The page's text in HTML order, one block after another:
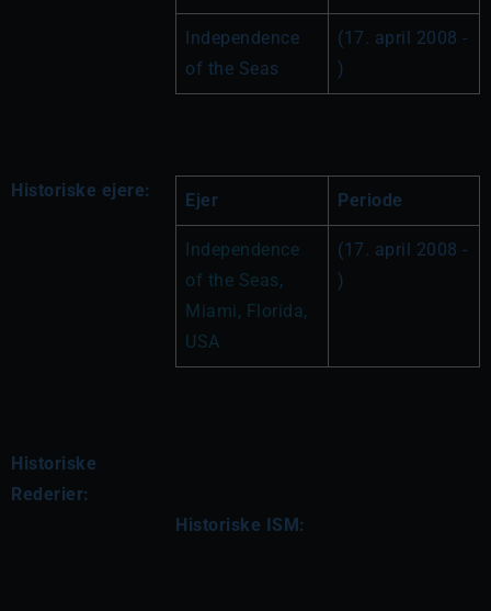
Independence
of the Seas
(17. april 2008 -
)
Historiske ejere: Ejer Periode
Independence
of the Seas,
Miami, Florida,
USA
(17. april 2008 -
)
Historiske
Rederier:
Historiske ISM: